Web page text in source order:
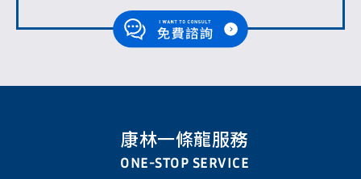
康林一條龍服務
ONE-STOP SERVICE